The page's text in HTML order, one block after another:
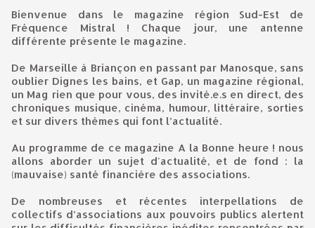
Bienvenue dans le magazine région Sud-Est de
Fréquence Mistral ! Chaque jour, une antenne
différente présente le magazine.
De Marseille à Briançon en passant par Manosque, sans
oublier Dignes les bains, et Gap, un magazine régional,
un Mag rien que pour vous, des invité.e.s en direct, des
chroniques musique, cinéma, humour, littéraire, sorties
et sur divers thèmes qui font l’actualité.
Au programme de ce magazine A la Bonne heure ! nous
allons aborder un sujet d'actualité, et de fond : la
(mauvaise) santé financière des associations.
De nombreuses et récentes interpellations de
collectifs d’associations aux pouvoirs publics alertent